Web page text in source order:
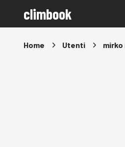
climbook
Home Utenti